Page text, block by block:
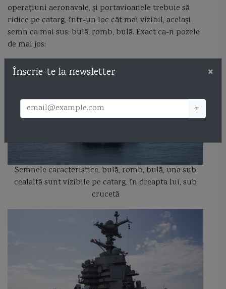
operaţiuni aeronavale, şi portavioanele trebuie să
ridice pe catarg, într-un loc cât mai vizibil, acelaşi
semn ca mai sus: bulă, romb, bulă. Exact ca-n pozele
de mai jos:
Semnele caracteristice, bulă, romb, bulă, una sub
cealaltă sunt vizibile pe catarg, în dreapta lui, sub
crucetă
×
Înscrie-te la newsletter
+